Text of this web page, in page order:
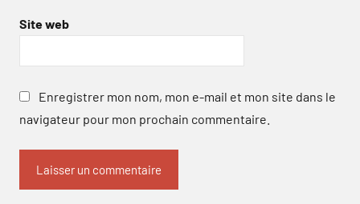
Site web
Enregistrer mon nom, mon e-mail et mon site dans le
navigateur pour mon prochain commentaire.